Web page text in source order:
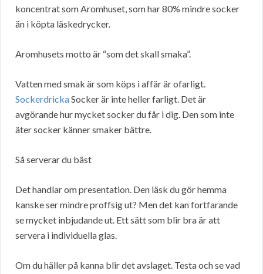
koncentrat som Aromhuset, som har 80% mindre socker
än i köpta läskedrycker.
Aromhusets motto är “som det skall smaka”.
Vatten med smak är som köps i affär är ofarligt.
SockerdrickaSocker är inte heller farligt. Det är
avgörande hur mycket socker du får i dig. Den som inte
äter socker känner smaker bättre.
Så serverar du bäst
Det handlar om presentation. Den läsk du gör hemma
kanske ser mindre proffsig ut? Men det kan fortfarande
se mycket inbjudande ut. Ett sätt som blir bra är att
servera i individuella glas.
Om du häller på kanna blir det avslaget. Testa och se vad